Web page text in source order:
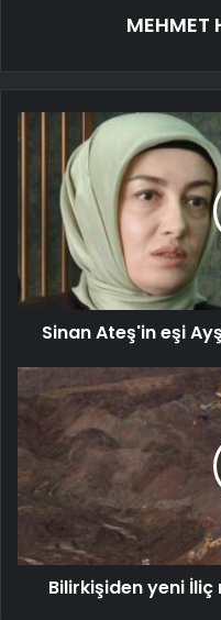
MEHMET
Sinan Ateş'in eşi
Bilirkişiden yeni